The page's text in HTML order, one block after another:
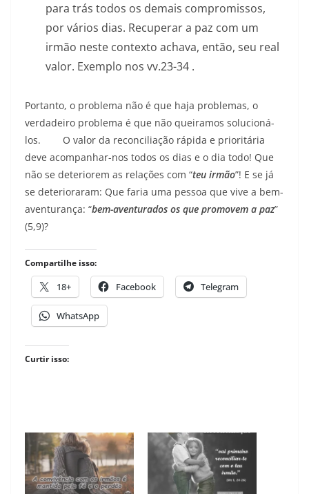
para trás todos os demais compromissos,
por vários dias. Recuperar a paz com um
irmão neste contexto achava, então, seu real
valor. Exemplo nos vv.23-34 .
Portanto, o problema não é que haja problemas, o
verdadeiro problema é que não queiramos solucioná-
los. O valor da reconciliação rápida e prioritária
deve acompanhar-nos todos os dias e o dia todo! Que
não se deteriorem as relações com “teu irmão”! E se já
se deterioraram: Que faria uma pessoa que vive a bem-
aventurança: “bem-aventurados os que promovem a paz”
(5,9)?
Compartilhe isso:
18+ Facebook Telegram
WhatsApp
Curtir isso: